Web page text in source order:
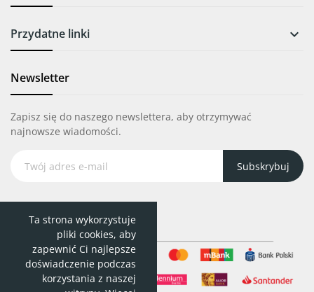
Przydatne linki 
Newsletter
Zapisz się do naszego newslettera, aby otrzymywać
najnowsze wiadomości.
Subskrybuj
Ta strona wykorzystuje
pliki cookies, aby
zapewnić Ci najlepsze
doświadczenie podczas
korzystania z naszej